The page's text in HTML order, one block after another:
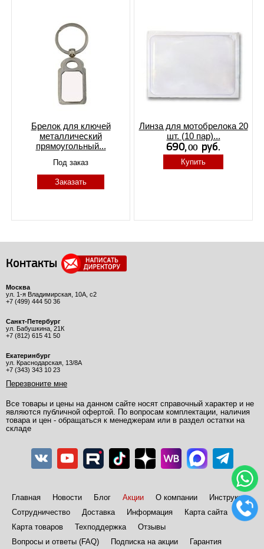
Брелок для ключей
металлический
прямоугольный...
Под заказ
Заказать
Линза для мотобрелока 20
шт. (10 пар)...
Купить
Контакты
Москва
ул. 1-я Владимирская, 10А, с2
+7 (499) 444 50 36
Санкт-Петербург
ул. Бабушкина, 21К
+7 (812) 615 41 50
Екатеринбург
ул. Краснодарская, 13/8А
+7 (343) 343 10 23
Перезвоните мне
Все товары и цены на данном сайте носят справочный характер и не
являются публичной офертой. По вопросам комплектации, наличия
товара и цен - обращаться к менеджерам или в раздел остатки на
складе
Главная Новости Блог Акции О компании
Инструкции
Сотрудничество
Доставка Информация
Карта сайта
Карта товаров
Техподдержка
Отзывы
Вопросы и ответы (FAQ)
Подписка на акции Гарантия